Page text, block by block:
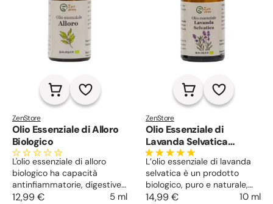
ZenStore
Olio Essenziale di Alloro
Biologico
L'olio essenziale di alloro
biologico ha capacità
antinfiammatorie, digestive
ed analgesiche. Aumenta la
12,99 € 5 ml
ZenStore
Olio Essenziale di
Lavanda Selvatica
Biologica
L’olio essenziale di lavanda
selvatica è un prodotto
biologico, puro e naturale,
estratto da piante
14,99 € 10 ml